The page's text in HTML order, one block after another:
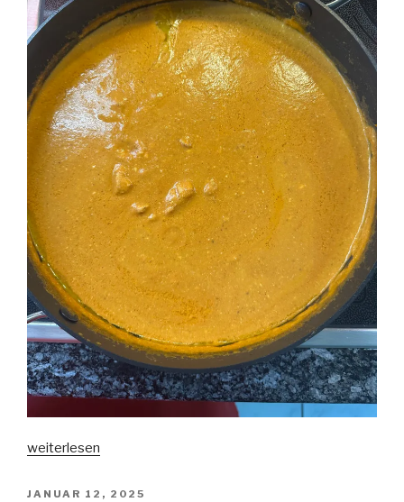
„Murgh
(Butter
weiterlesen
VERÖFFENTLICHT
JANUAR 12, 2025